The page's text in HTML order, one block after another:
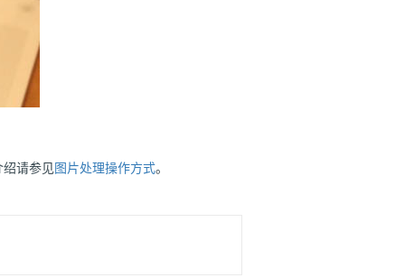
请参见图片处理操作方式。